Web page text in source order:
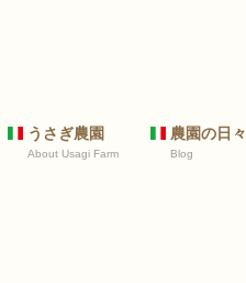
うさぎ農園
About Usagi Farm
農園の日々
Blog